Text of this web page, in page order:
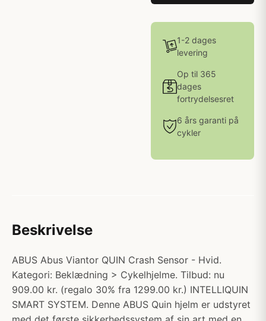
1-2 dages
levering
Op til 365
dages
fortrydelsesret
6 års garanti på
cykler
Beskrivelse
ABUS Abus Viantor QUIN Crash Sensor - Hvid.
Kategori: Beklædning > Cykelhjelme. Tilbud: nu
909.00 kr. (regalo 30% fra 1299.00 kr.) INTELLIQUIN
SMART SYSTEM. Denne ABUS Quin hjelm er udstyret